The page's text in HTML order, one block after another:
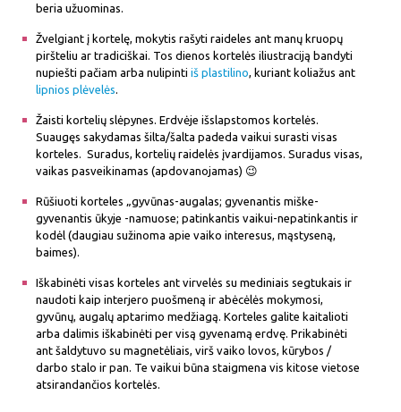
beria užuominas.
Žvelgiant į kortelę, mokytis rašyti raideles ant manų kruopų
piršteliu ar tradiciškai. Tos dienos kortelės iliustraciją bandyti
nupiešti pačiam arba nulipinti iš plastilino , kuriant koliažus ant
lipnios plėvelės
Žaisti kortelių slėpynes. Erdvėje išslapstomos kortelės.
Suaugęs sakydamas šilta/šalta padeda vaikui surasti visas
korteles. Suradus, kortelių raidelės įvardijamos. Suradus visas,
vaikas pasveikinamas (apdovanojamas) 😉
Rūšiuoti korteles „gyvūnas-augalas; gyvenantis miške-
gyvenantis ūkyje -namuose; patinkantis vaikui-nepatinkantis ir
kodėl (daugiau sužinoma apie vaiko interesus, mąstyseną,
baimes).
Iškabinėti visas korteles ant virvelės su mediniais segtukais ir
naudoti kaip interjero puošmeną ir abėcėlės mokymosi,
gyvūnų, augalų aptarimo medžiagą. Korteles galite kaitalioti
arba dalimis iškabinėti per visą gyvenamą erdvę. Prikabinėti
ant šaldytuvo su magnetėliais, virš vaiko lovos, kūrybos /
darbo stalo ir pan. Te vaikui būna staigmena vis kitose vietose
atsirandančios kortelės.